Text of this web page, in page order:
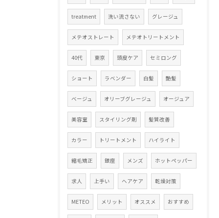
treatment 洗い流さない グレージュ
メテオストレート メテオトリートメント
40代 東京 頭皮ケア セミロング
ショート ラベンダー 白髪 艶髪
ベージュ オリーブグレージュ オージュア
美容室 スタイリング剤 髪質改善
カラー トリートメント ハイライト
縮毛矯正 銀座 メンズ ホットペッパー
求人 上手い ヘアケア 乾燥対策
METEO メリット オススメ おすすめ